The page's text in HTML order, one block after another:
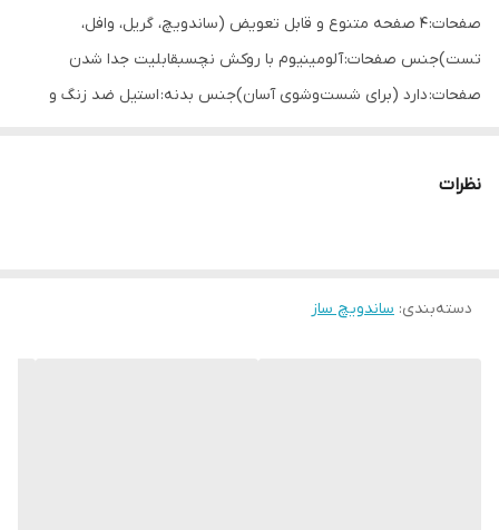
صفحات: ۴ صفحه متنوع و قابل تعویض (ساندویچ، گریل، وافل،
تست)جنس صفحات: آلومینیوم با روکش نچسبقابلیت جدا شدن
صفحات: دارد (برای شست‌وشوی آسان)جنس بدنه: استیل ضد زنگ و
نظرات
دسته‌بندی: ساندویچ ساز